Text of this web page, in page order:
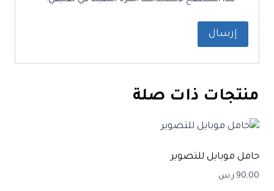
منتجات ذات صلة
حامل موبايل للتصوير
90,00 ر.س